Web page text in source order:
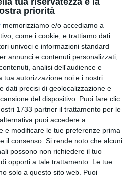
tua riservatezza è la
priorità
memorizziamo e/o accediamo a
come i cookie, e trattiamo dati
univoci e informazioni standard
annunci e contenuti personalizzati,
analisi dell'audience e
tua autorizzazione noi e i nostri
dati precisi di geolocalizzazione e
del dispositivo. Puoi fare clic
1733 partner il trattamento per le
puoi accedere a
e modificare le tue preferenze prima
il consenso. Si rende noto che alcuni
possono non richiedere il tuo
opporti a tale trattamento. Le tue
solo a questo sito web. Puoi
della Liberazione attraverso
il valore della libertà e della
sindaco Michele Patruno,
di questa mattina a cui hanno
civili e militari
La libertà appartiene a tutti. Per
giuste o sbagliate. La libertà